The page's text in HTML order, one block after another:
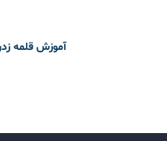
آموزش قلمه